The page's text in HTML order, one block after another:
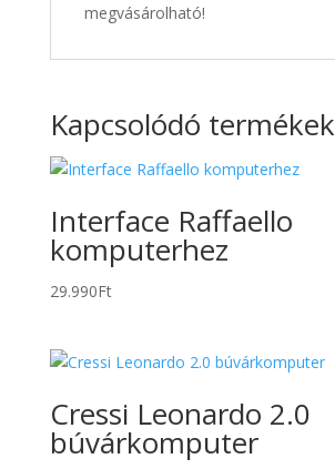
megvásárolható!
Kapcsolódó termékek
Interface Raffaello
komputerhez
29.990Ft
Cressi Leonardo 2.0
búvárkomputer